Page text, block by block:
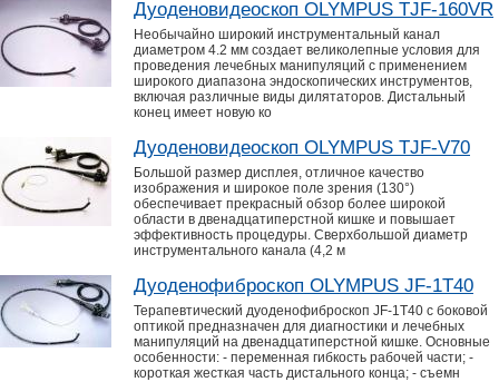
Дуоденовидеоскоп OLYMPUS TJF-160VR
Необычайно широкий инструментальный канал
диаметром 4.2 мм создает великолепные условия для
проведения лечебных манипуляций с применением
широкого диапазона эндоскопических инструментов,
включая различные виды дилятаторов. Дистальный
конец имеет новую ко
Дуоденовидеоскоп OLYMPUS TJF-V70
Большой размер дисплея, отличное качество
изображения и широкое поле зрения (130°)
обеспечивает прекрасный обзор более широкой
области в двенадцатиперстной кишке и повышает
эффективность процедуры. Сверхбольшой диаметр
инструментального канала (4,2 м
Дуоденофиброскоп OLYMPUS JF-1T40
Терапевтический дуоденофиброскоп JF-1T40 с боковой
оптикой предназначен для диагностики и лечебных
манипуляций на двенадцатиперстной кишке. Основные
особенности: - переменная гибкость рабочей части; -
короткая жесткая часть дистального конца; - съемн